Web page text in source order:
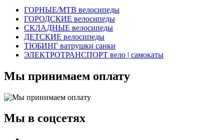
ГОРНЫЕ/MTB велосипеды
ГОРОДСКИЕ велосипеды
СКЛАДНЫЕ велосипеды
ДЕТСКИЕ велосипеды
ТЮБИНГ ватрушки санки
ЭЛЕКТРОТРАНСПОРТ вело | самокаты
Мы принимаем оплату
Мы в соцсетях